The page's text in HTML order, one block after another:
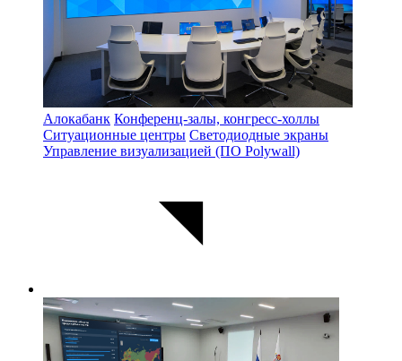
Алокабанк Конференц-залы, конгресс-холлы
Ситуационные центры Светодиодные экраны
Управление визуализацией (ПО Polywall)